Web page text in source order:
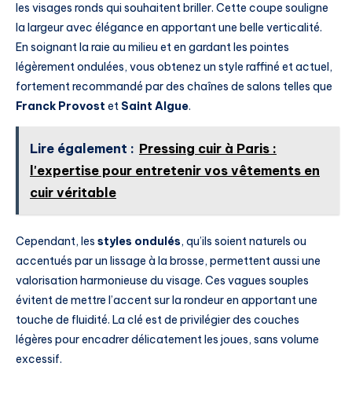
les visages ronds qui souhaitent briller. Cette coupe souligne
la largeur avec élégance en apportant une belle verticalité.
En soignant la raie au milieu et en gardant les pointes
légèrement ondulées, vous obtenez un style raffiné et actuel,
fortement recommandé par des chaînes de salons telles que
Franck Provost et Saint Algue.
Lire également : Pressing cuir à Paris :
l'expertise pour entretenir vos vêtements en
cuir véritable
Cependant, les styles ondulés, qu’ils soient naturels ou
accentués par un lissage à la brosse, permettent aussi une
valorisation harmonieuse du visage. Ces vagues souples
évitent de mettre l’accent sur la rondeur en apportant une
touche de fluidité. La clé est de privilégier des couches
légères pour encadrer délicatement les joues, sans volume
excessif.